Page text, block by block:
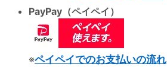
PayPay（ペイペイ）
※ペイペイでのお支払いの流れ